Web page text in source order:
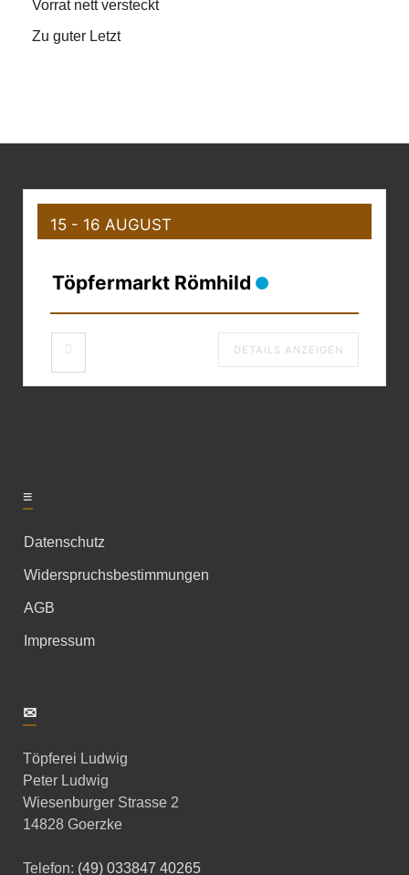
Vorrat nett versteckt
Zu guter Letzt
15 - 16 AUGUST
Töpfermarkt Römhild
DETAILS ANZEIGEN
≡
Datenschutz
Widerspruchsbestimmungen
AGB
Impressum
✉
Töpferei Ludwig
Peter Ludwig
Wiesenburger Strasse 2
14828 Goerzke
Telefon: (49) 033847 40265